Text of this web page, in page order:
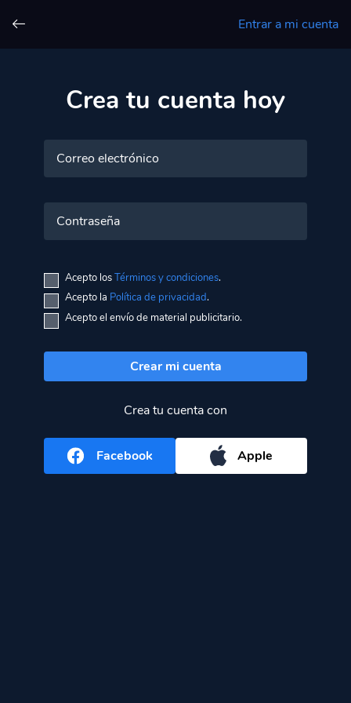
Entrar a mi cuenta
Crea tu cuenta hoy
Correo electrónico
Contraseña
Acepto losTérminos y condiciones.
Acepto la Política de privacidad.
Acepto el envío de material publicitario.
Crear mi cuenta
Crea tu cuenta con
Facebook Apple